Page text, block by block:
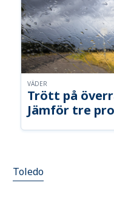
Trött på
Jämför tre
VÄDER
Toledo